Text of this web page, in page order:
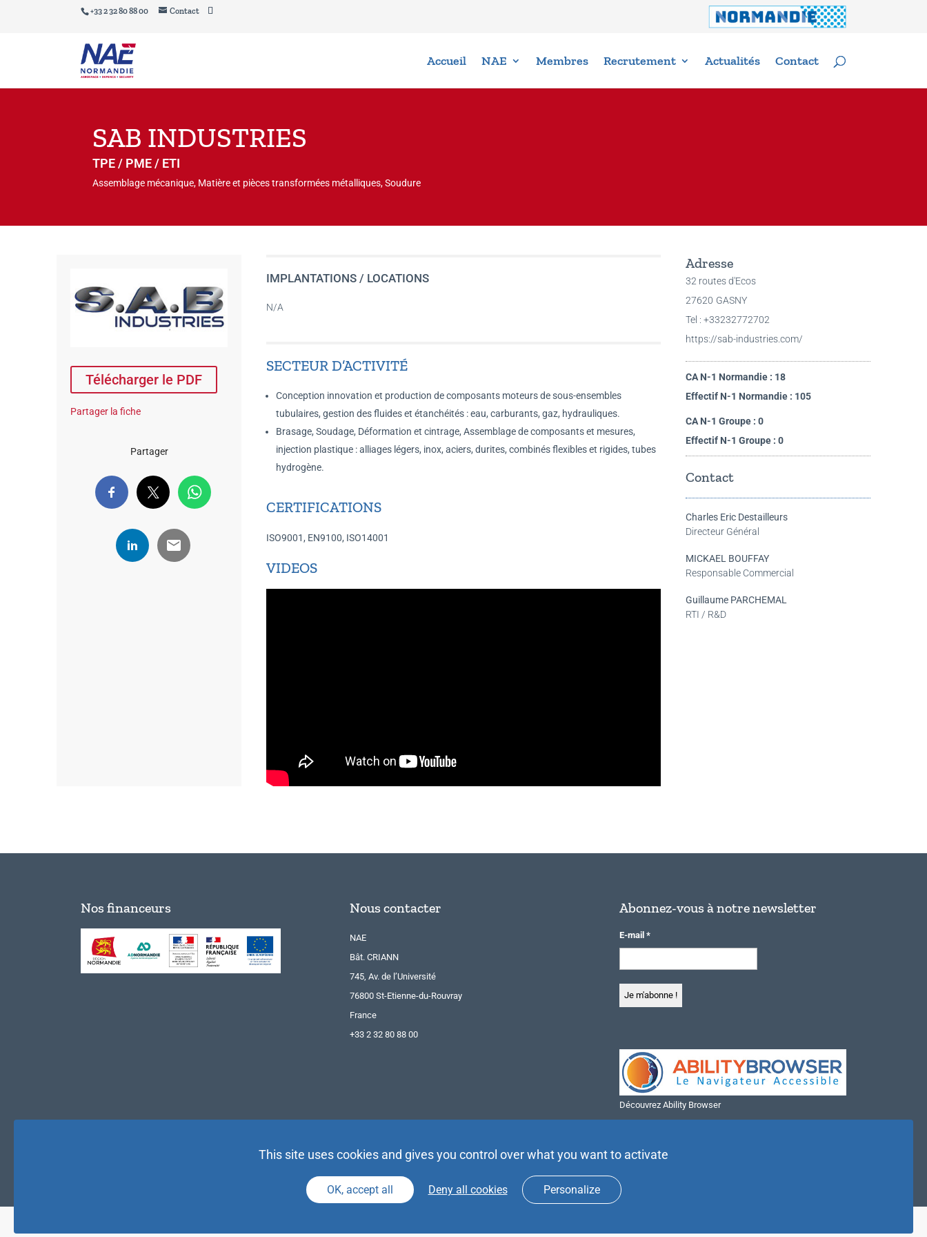
+33 2 32 80 88 00 Contact
Accueil NAE Membres Recrutement Actualités Contact
SAB INDUSTRIES
TPE / PME / ETI
Assemblage mécanique, Matière et pièces transformées métalliques, Soudure
Télécharger le PDF
Partager la fiche
Partager
IMPLANTATIONS / LOCATIONS
N/A
SECTEUR D’ACTIVITÉ
Conception innovation et production de composants moteurs de sous-ensembles
tubulaires, gestion des fluides et étanchéités : eau, carburants, gaz, hydrauliques.
Brasage, Soudage, Déformation et cintrage, Assemblage de composants et mesures,
injection plastique : alliages légers, inox, aciers, durites, combinés flexibles et rigides, tubes
hydrogène.
CERTIFICATIONS
ISO9001, EN9100, ISO14001
VIDEOS
Adresse
32 routes d'Ecos
27620 GASNY
Tel : +33232772702
https://sab-industries.com/
CA N-1 Normandie : 18
Effectif N-1 Normandie : 105
CA N-1 Groupe : 0
Effectif N-1 Groupe : 0
Contact
Charles Eric Destailleurs
Directeur Général
MICKAEL BOUFFAY
Responsable Commercial
Guillaume PARCHEMAL
RTI / R&D
Nos financeurs Nous contacter
NAE
Bât. CRIANN
745, Av. de l’Université
76800 St-Etienne-du-Rouvray
France
+33 2 32 80 88 00
Abonnez-vous à notre newsletter
E-mail *
Découvrez Ability Browser
This site uses cookies and gives you control over what you want to activate
OK, accept all Deny all cookies Personalize